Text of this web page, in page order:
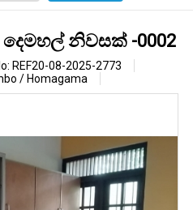
දෙමහල් නිවසක් -0002
REF20-08-2025-2773
/ Homagama